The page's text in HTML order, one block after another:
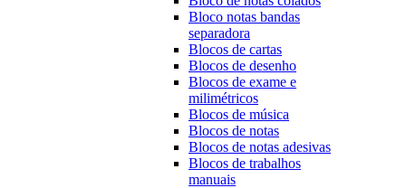
Bloco notas bandas
separadora
Blocos de cartas
Blocos de desenho
Blocos de exame e
milimétricos
Blocos de música
Blocos de notas
Blocos de notas adesivas
Blocos de trabalhos
manuais